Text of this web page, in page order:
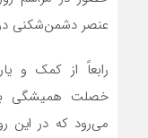
عنصر دشمن‌شکنی
رابعاً از کمک و
خصلت همیشگی
می‌رود که در این